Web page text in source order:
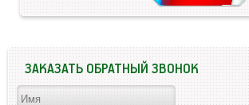
ЗАКАЗАТЬ ОБРАТНЫЙ ЗВОНОК